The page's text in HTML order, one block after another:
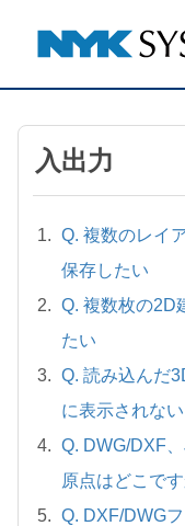
入出力
Q. 複数のレイ
保存したい
Q. 複数枚の2D
たい
Q. 読み込んだ
に表示されない
Q. DWG/DXF
原点はどこで
Q. DXF/DWG